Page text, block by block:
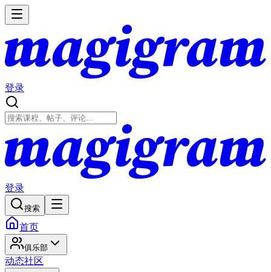
登录
登录
搜索
首页
俱乐部
动态社区